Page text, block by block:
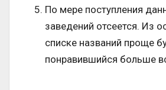
По мере поступления
заведений отсеется. Из
списке названий проще
понравившийся больше